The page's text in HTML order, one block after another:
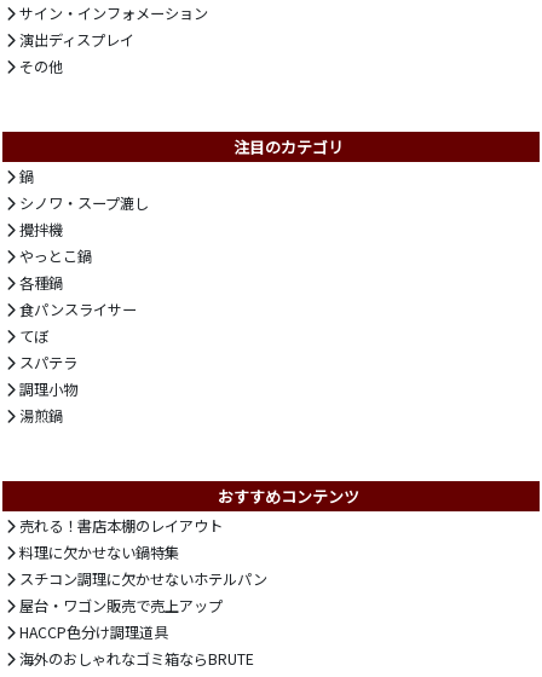
サイン・インフォメーション
演出ディスプレイ
その他
注目のカテゴリ
鍋
シノワ・スープ漉し
攪拌機
やっとこ鍋
各種鍋
食パンスライサー
てぼ
スパテラ
調理小物
湯煎鍋
おすすめコンテンツ
売れる！書店本棚のレイアウト
料理に欠かせない鍋特集
スチコン調理に欠かせないホテルパン
屋台・ワゴン販売で売上アップ
HACCP色分け調理道具
海外のおしゃれなゴミ箱ならBRUTE